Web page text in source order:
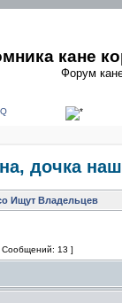
кане
Форум
дочка
Ищут Владельцев
Сообщений: 13 ]